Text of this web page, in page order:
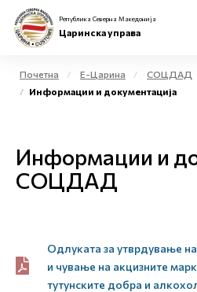
Физички лица
Бизнис заедница
Медиа центар
Република Северна Македонија
Царинска управа
Почетна Е-Царина
СОЦДАД
Информации и документација
Информации и
СОЦДАД
Одлуката за утврдување
и чување на акцизните
тутунските добра и